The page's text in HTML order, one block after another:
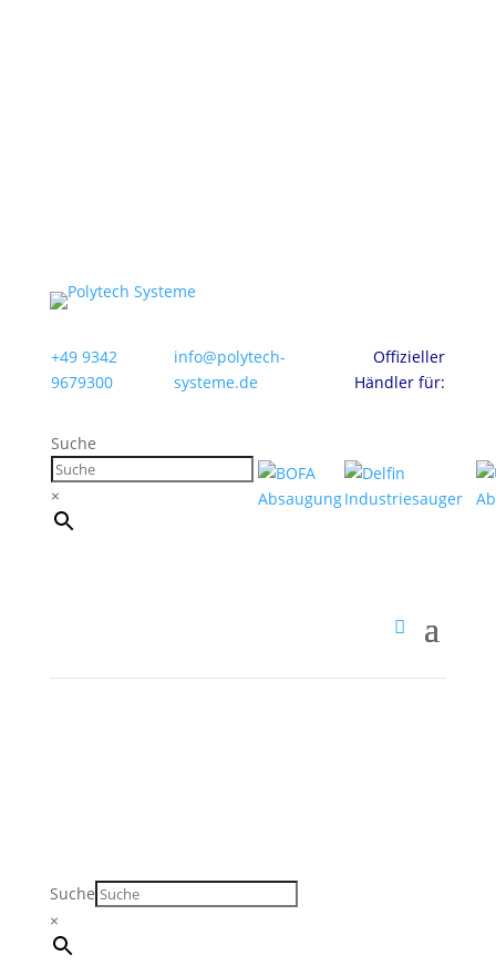
+49 9342
9679300
info@polytech-
systeme.de
Offizieller
Händler für:
Suche
×
Suche
×